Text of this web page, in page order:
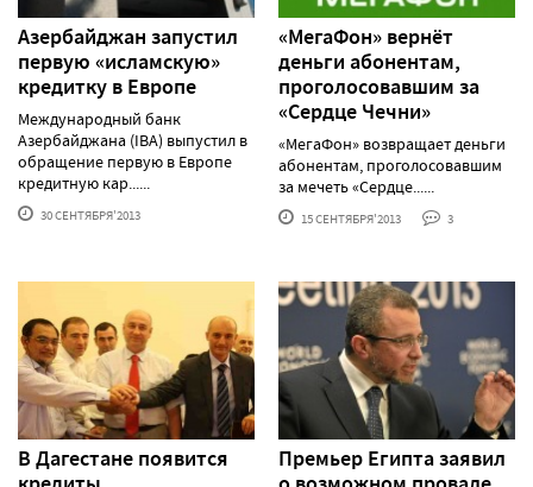
Азербайджан запустил
первую «исламскую»
кредитку в Европе
Международный банк
Азербайджана (IBA) выпустил в
обращение первую в Европе
кредитную кар......
30 СЕНТЯБРЯ'2013
«МегаФон» вернёт
деньги абонентам,
проголосовавшим за
«Сердце Чечни»
«МегаФон» возвращает деньги
абонентам, проголосовавшим
за мечеть «Сердце......
15 СЕНТЯБРЯ'2013 3
В Дагестане появится
Премьер Египта заявил